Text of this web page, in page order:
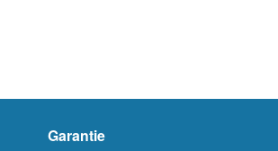
Garantie